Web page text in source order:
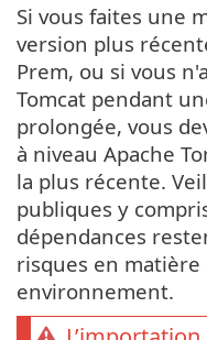
Si vous faites une
version plus
Prem, ou si vous
Tomcat pendant
prolongée, vous
à niveau Apache
la plus récente.
publiques y
dépendances
risques en
environnement.